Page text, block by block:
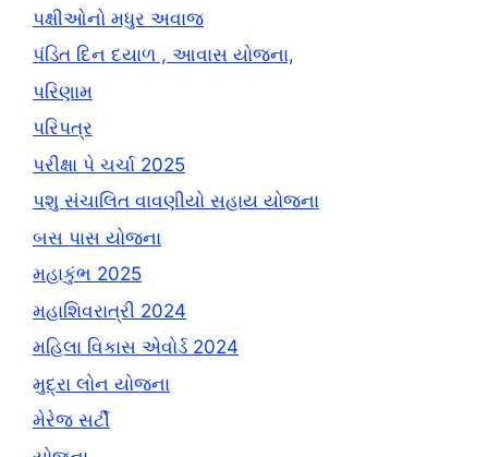
પક્ષીઓનો મધુર અવાજ
પંડિત દિન દયાળ , આવાસ યોજના,
પરિણામ
પરિપત્ર
પરીક્ષા પે ચર્ચા 2025
પશુ સંચાલિત વાવણીયો સહાય યોજના
બસ પાસ યોજના
મહાકુંભ 2025
મહાશિવરાત્રી 2024
મહિલા વિકાસ એવોર્ડ 2024
મુદ્રા લોન યોજના
મેરેજ સર્ટી